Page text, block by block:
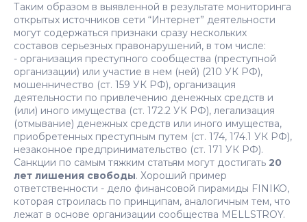
Таким образом в выявленной в результате мониторинга
открытых источников сети “Интернет” деятельности
могут содержаться признаки сразу нескольких
составов серьезных правонарушений, в том числе:
- организация преступного сообщества (преступной
организации) или участие в нем (ней) (210 УК РФ),
мошенничество (ст. 159 УК РФ), организация
деятельности по привлечению денежных средств и
(или) иного имущества (ст. 172.2 УК РФ), легализация
(отмывание) денежных средств или иного имущества,
приобретенных преступным путем (ст. 174, 174.1 УК РФ),
незаконное предпринимательство (ст. 171 УК РФ).
Санкции по самым тяжким статьям могут достигать 20
лет лишения свободы. Хороший пример
ответственности - дело финансовой пирамиды FINIKO,
которая строилась по принципам, аналогичным тем, что
лежат в основе организации сообщества MELLSTROY.